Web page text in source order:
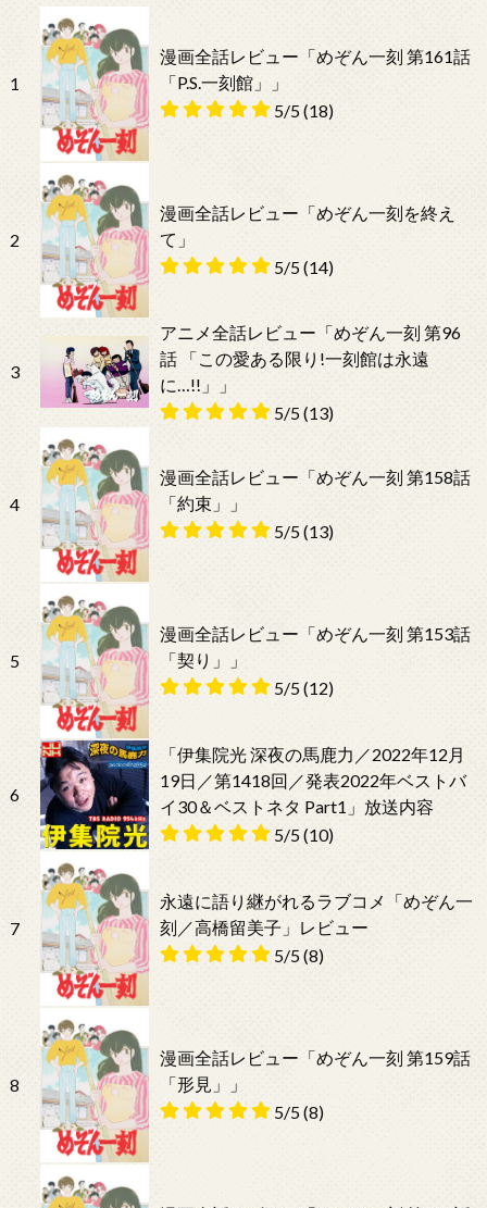
1
漫画全話レビュー「めぞん一刻 第161話
「P.S.一刻館」」
5/5(18)
2
漫画全話レビュー「めぞん一刻を終え
て」
5/5(14)
3
アニメ全話レビュー「めぞん一刻 第96
話 「この愛ある限り!一刻館は永遠
に…!!」」
5/5(13)
4
漫画全話レビュー「めぞん一刻 第158話
「約束」」
5/5(13)
5
漫画全話レビュー「めぞん一刻 第153話
「契り」」
5/5(12)
6
「伊集院光 深夜の馬鹿力／2022年12月
19日／第1418回／発表2022年ベストバ
イ30＆ベストネタ Part1」放送内容
5/5(10)
7
永遠に語り継がれるラブコメ「めぞん一
刻／高橋留美子」レビュー
5/5(8)
8
漫画全話レビュー「めぞん一刻 第159話
「形見」」
5/5(8)